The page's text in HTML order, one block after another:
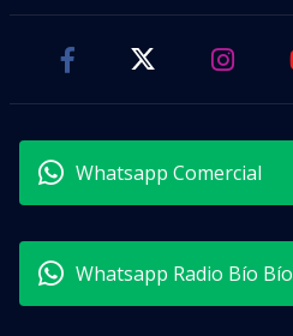
Whatsapp Comercial
Whatsapp Radio Bío Bío